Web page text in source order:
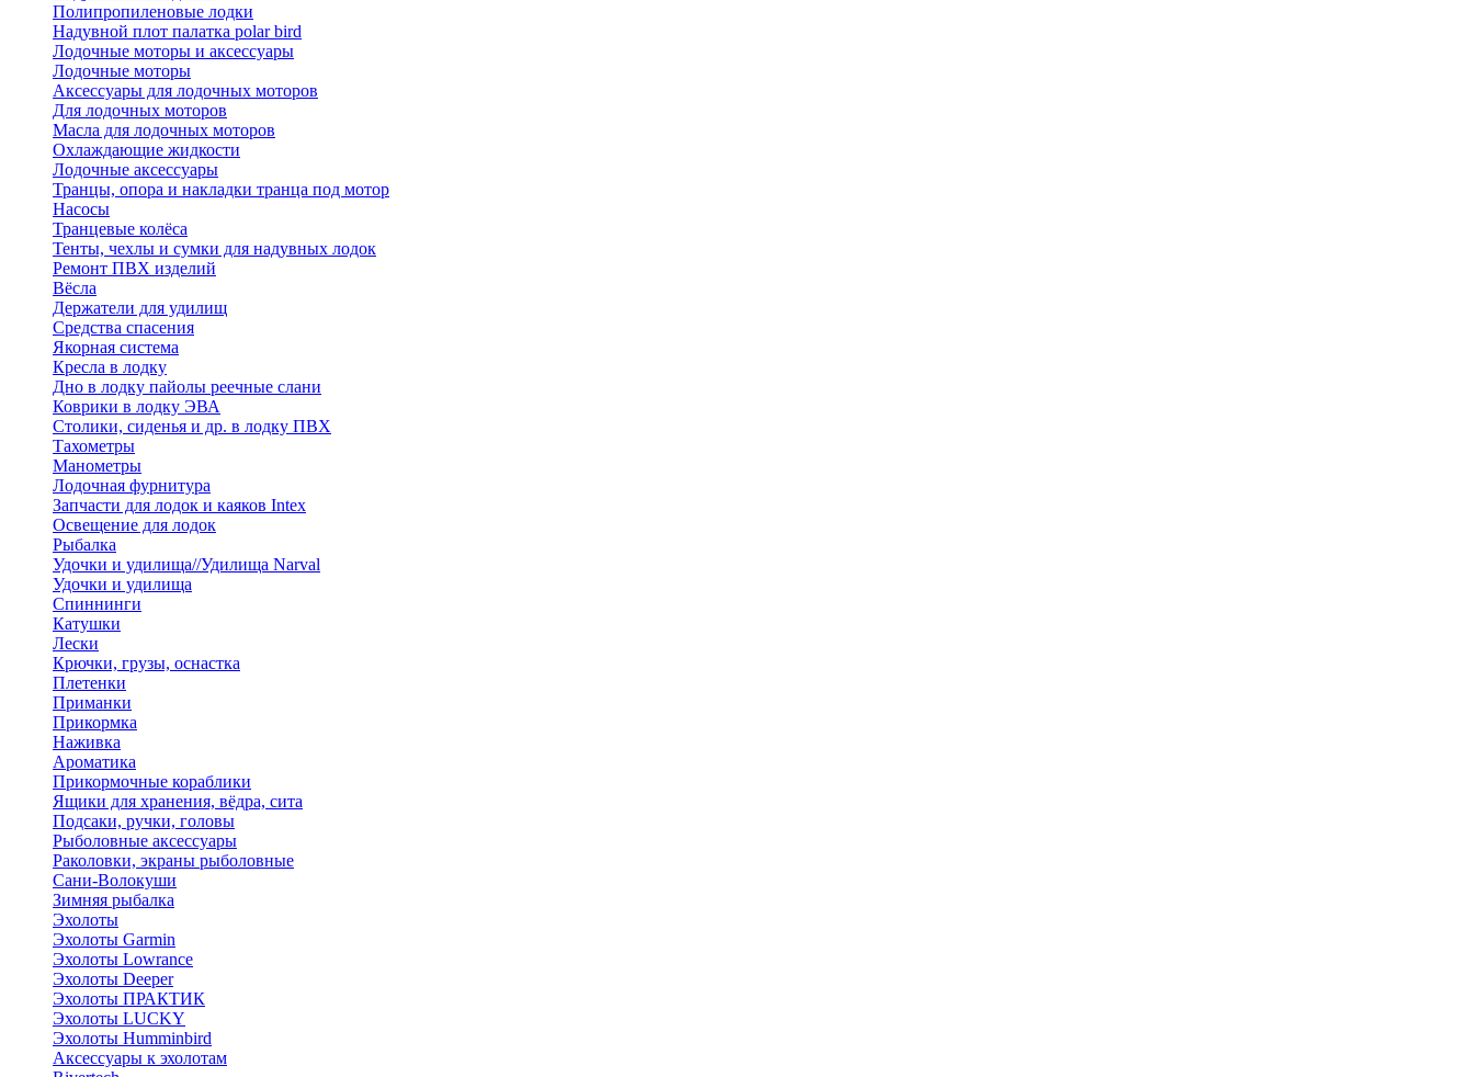
Полипропиленовые лодки
Надувной плот палатка polar bird
Лодочные моторы и аксессуары
Лодочные моторы
Аксессуары для лодочных моторов
Для лодочных моторов
Масла для лодочных моторов
Охлаждающие жидкости
Лодочные аксессуары
Транцы, опора и накладки транца под мотор
Насосы
Транцевые колёса
Тенты, чехлы и сумки для надувных лодок
Ремонт ПВХ изделий
Вёсла
Держатели для удилищ
Средства спасения
Якорная система
Кресла в лодку
Дно в лодку пайолы реечные слани
Коврики в лодку ЭВА
Столики, сиденья и др. в лодку ПВХ
Тахометры
Манометры
Лодочная фурнитура
Запчасти для лодок и каяков Intex
Освещение для лодок
Рыбалка
Удочки и удилища//Удилища Narval
Удочки и удилища
Спиннинги
Катушки
Лески
Крючки, грузы, оснастка
Плетенки
Приманки
Прикормка
Наживка
Ароматика
Прикормочные кораблики
Ящики для хранения, вёдра, сита
Подсаки, ручки, головы
Рыболовные аксессуары
Раколовки, экраны рыболовные
Сани-Волокуши
Зимняя рыбалка
Эхолоты
Эхолоты Garmin
Эхолоты Lowrance
Эхолоты Deeper
Эхолоты ПРАКТИК
Эхолоты LUCKY
Эхолоты Humminbird
Аксессуары к эхолотам